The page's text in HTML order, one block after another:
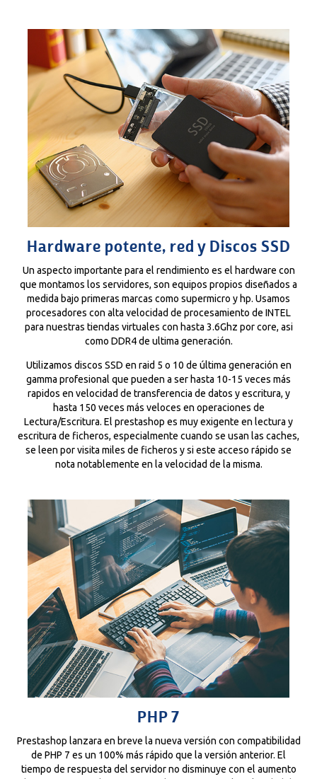
Hardware potente, red y Discos SSD
Un aspecto importante para el rendimiento es el hardware con
que montamos los servidores, son equipos propios diseñados a
medida bajo primeras marcas como supermicro y hp. Usamos
procesadores con alta velocidad de procesamiento de INTEL
para nuestras tiendas virtuales con hasta 3.6Ghz por core, asi
como DDR4 de ultima generación.
Utilizamos discos SSD en raid 5 o 10 de última generación en
gamma profesional que pueden a ser hasta 10-15 veces más
rapidos en velocidad de transferencia de datos y escritura, y
hasta 150 veces más veloces en operaciones de
Lectura/Escritura. El prestashop es muy exigente en lectura y
escritura de ficheros, especialmente cuando se usan las caches,
se leen por visita miles de ficheros y si este acceso rápido se
nota notablemente en la velocidad de la misma.
PHP 7
Prestashop lanzara en breve la nueva versión con compatibilidad
de PHP 7 es un 100% más rápido que la versión anterior. El
tiempo de respuesta del servidor no disminuye con el aumento